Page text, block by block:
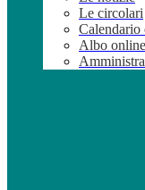
Le circolari
Calendario
Albo online